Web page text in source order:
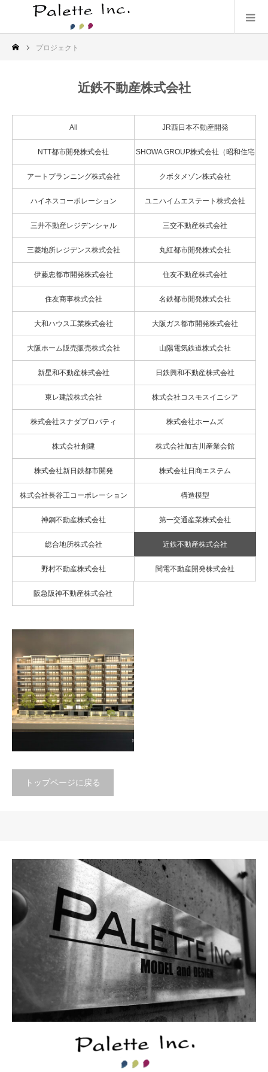
プロジェクト
近鉄不動産株式会社
All JR西日本不動産開発
NTT都市開発株式会社 SHOWA GROUP株式会社（昭和住宅
株式会社）
アートプランニング株式会社 クボタメゾン株式会社
ハイネスコーポレーション ユニハイムエステート株式会社
三井不動産レジデンシャル 三交不動産株式会社
三菱地所レジデンス株式会社 丸紅都市開発株式会社
伊藤忠都市開発株式会社 住友不動産株式会社
住友商事株式会社 名鉄都市開発株式会社
大和ハウス工業株式会社 大阪ガス都市開発株式会社
大阪ホーム販売販売株式会社 山陽電気鉄道株式会社
新星和不動産株式会社 日鉄興和不動産株式会社
東レ建設株式会社 株式会社コスモスイニシア
株式会社スナダプロパティ 株式会社ホームズ
株式会社創建 株式会社加古川産業会館
株式会社新日鉄都市開発 株式会社日商エステム
株式会社長谷工コーポレーション 構造模型
神鋼不動産株式会社 第一交通産業株式会社
総合地所株式会社 近鉄不動産株式会社
野村不動産株式会社 関電不動産開発株式会社
阪急阪神不動産株式会社
シエリア箕面船場
トップページに戻る